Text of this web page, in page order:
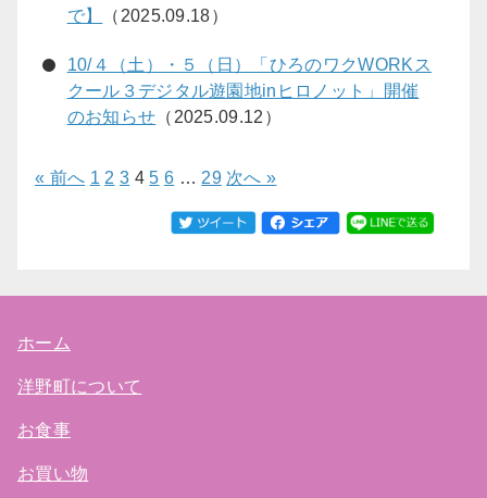
で】
（2025.09.18）
10/４（土）・５（日）「ひろのワクWORKス
クール３デジタル遊園地inヒロノット」開催
のお知らせ （2025.09.12）
« 前へ 1 2 3 4 5 6 … 29 次へ »
ホーム
洋野町について
お食事
お買い物